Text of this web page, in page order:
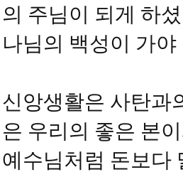
의 주님이 되게 하
나님의 백성이 가
신앙생활은 사탄과
은 우리의 좋은 본
예수님처럼 돈보다